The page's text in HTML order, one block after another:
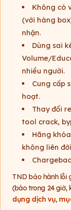
Không có
(với hàng
nhận.
Dùng sai
Volume/
nhiều người.
Cung cấp
hoạt.
Thay đổi
tool crack,
Hãng
không liên
TND bảo hành lỗi
(báo trong 24 giờ,
dụng dịch vụ,